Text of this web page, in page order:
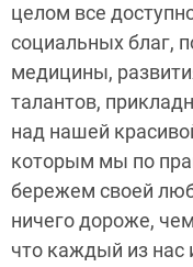
целом все
социальных благ,
медицины,
талантов,
над нашей
которым мы по
бережем своей
ничего дороже,
что каждый из нас